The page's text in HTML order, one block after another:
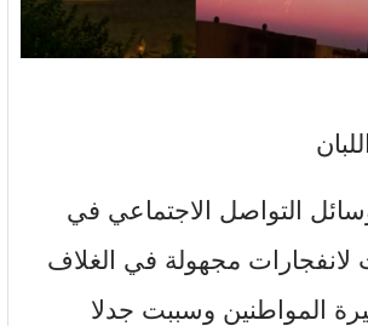
التواصل الاجتماعي في
لانفجارات مجهولة في الغلاف
المواطنين وسببت جدلا